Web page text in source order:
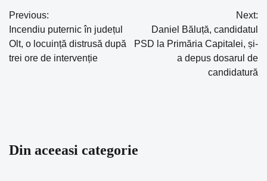
Navigare
în
articole
Previous:
Incendiu puternic în județul
Olt, o locuință distrusă după
trei ore de intervenție
Next:
Daniel Băluță, candidatul
PSD la Primăria Capitalei, și-
a depus dosarul de
candidatură
Din aceeasi categorie